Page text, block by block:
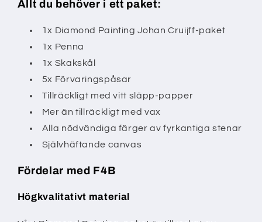
Allt du behöver i ett paket:
1x Diamond Painting Johan Cruijff-paket
1x Penna
1x Skakskål
5x Förvaringspåsar
Tillräckligt med vitt släpp-papper
Mer än tillräckligt med vax
Alla nödvändiga färger av fyrkantiga stenar
Självhäftande canvas
Fördelar med F4B
Högkvalitativt material